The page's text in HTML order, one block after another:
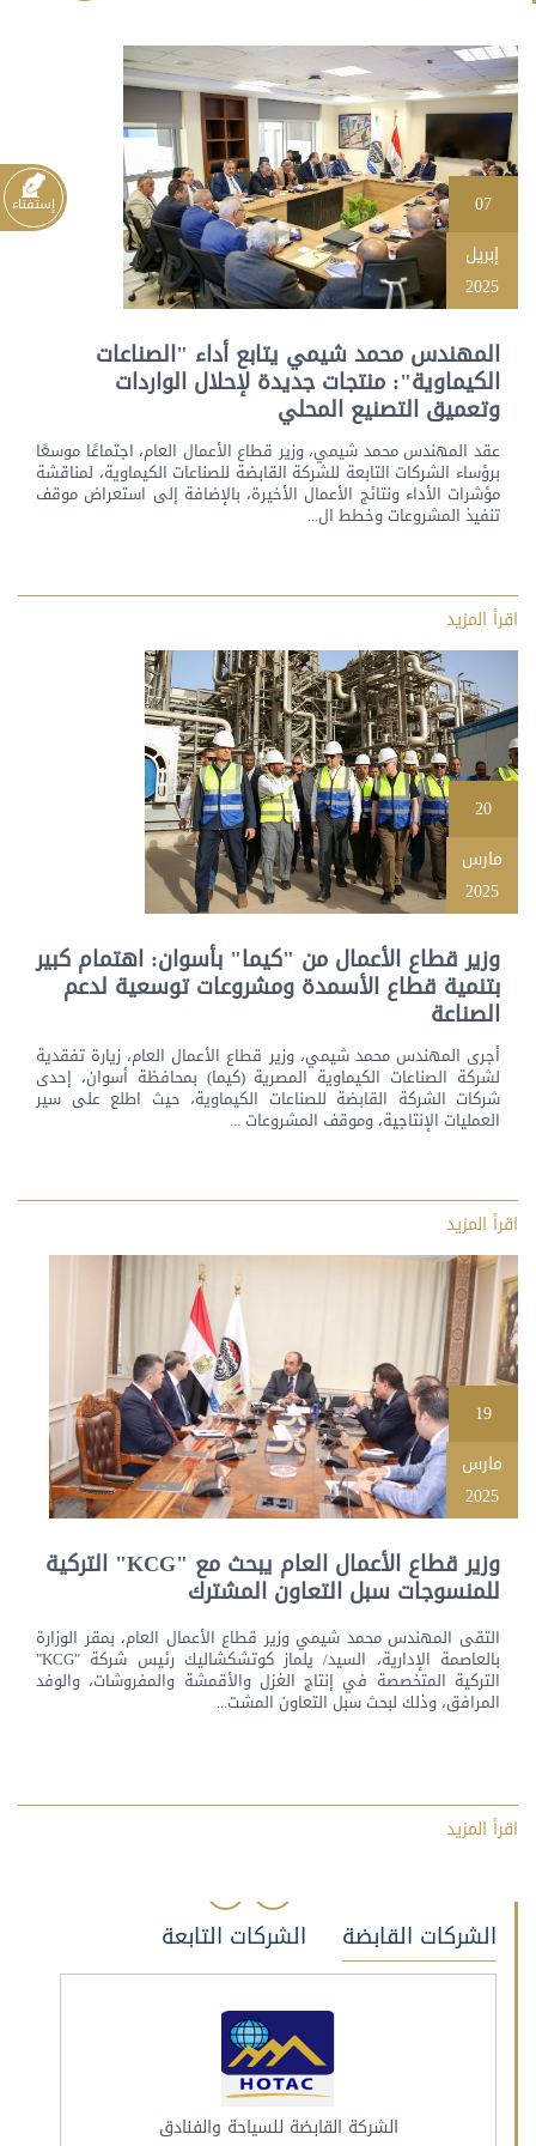
07
إبريل
2025
المهندس محمد شيمي يتابع أداء "الصناعات
الكيماوية": منتجات جديدة لإحلال الواردات
وتعميق التصنيع المحلي
عقد المهندس محمد شيمي، وزير قطاع الأعمال العام، اجتماعًا موسعًا
برؤساء الشركات التابعة للشركة القابضة للصناعات الكيماوية، لمناقشة
مؤشرات الأداء ونتائج الأعمال الأخيرة، بالإضافة إلى استعراض موقف
تنفيذ المشروعات وخطط ال...
اقرأ المزيد
20
مارس
2025
وزير قطاع الأعمال من "كيما" بأسوان: اهتمام كبير
بتنمية قطاع الأسمدة ومشروعات توسعية لدعم
الصناعة
أجرى المهندس محمد شيمي، وزير قطاع الأعمال العام، زيارة تفقدية
لشركة الصناعات الكيماوية المصرية (كيما) بمحافظة أسوان، إحدى
شركات الشركة القابضة للصناعات الكيماوية، حيث اطلع على سير
العمليات الإنتاجية، وموقف المشروعات ...
اقرأ المزيد
19
مارس
2025
وزير قطاع الأعمال العام يبحث مع "KCG" التركية
للمنسوجات سبل التعاون المشترك
التقى المهندس محمد شيمي وزير قطاع الأعمال العام، بمقر الوزارة
بالعاصمة الإدارية، السيد/ يلماز كوتشكشاليك رئيس شركة "KCG"
التركية المتخصصة في إنتاج الغزل والأقمشة والمفروشات، والوفد
المرافق، وذلك لبحث سبل التعاون المشت...
اقرأ المزيد
الشركات القابضة الشركات التابعة
الشركة القابضة للسياحة والفنادق
النصر لصناعة المطروقات